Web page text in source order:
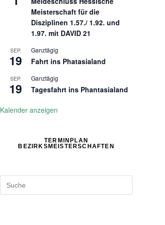
Meisterschaft für die
Disziplinen 1.57./ 1.92. und
1.97. mit DAVID 21
SEP.
19
Ganztägig
Fahrt ins Phatasialand
SEP.
19
Ganztägig
Tagesfahrt ins Phantasialand
Kalender anzeigen
TERMINPLAN
BEZIRKSMEISTERSCHAFTEN